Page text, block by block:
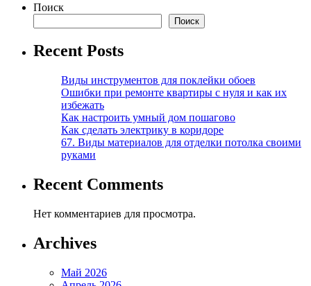
Поиск
Поиск
Recent Posts
Виды инструментов для поклейки обоев
Ошибки при ремонте квартиры с нуля и как их
избежать
Как настроить умный дом пошагово
Как сделать электрику в коридоре
67. Виды материалов для отделки потолка своими
руками
Recent Comments
Нет комментариев для просмотра.
Archives
Май 2026